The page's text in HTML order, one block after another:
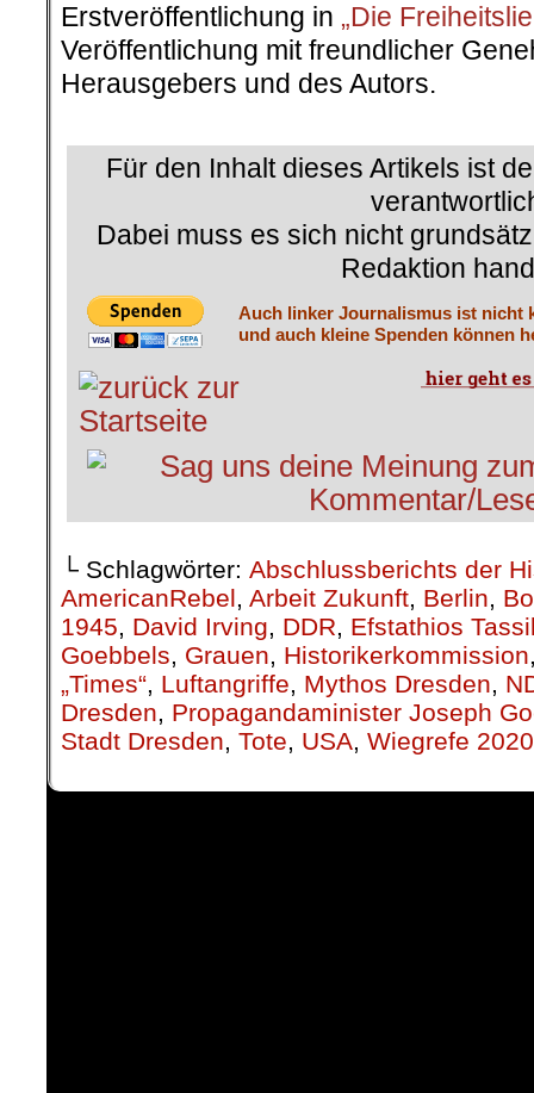
Erstveröffentlichung in „Die
Veröffentlichung mit freundlicher
Herausgebers und des Autors.
Für den Inhalt dieses Artikels ist
Dabei muss es sich nicht
Redaktion
Auch linker Journalismus ist nicht
und auch kleine Spenden können
└ Schlagwörter: Abschlussberichts der
AmericanRebel, Arbeit Zukunft, Berlin,
1945, David Irving, DDR, Efstathios
Goebbels, Grauen, Historikerkommission
„Times“, Luftangriffe, Mythos Dresden,
Dresden, Propagandaminister Joseph
Stadt Dresden, Tote, USA, Wiegrefe 2020